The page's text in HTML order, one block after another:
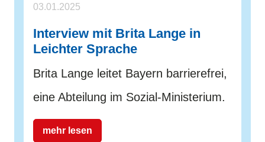
03.01.2025
Interview mit Brita Lange in
Leichter Sprache
Brita Lange leitet Bayern barrierefrei,
eine Abteilung im Sozial-Ministerium.
mehr lesen